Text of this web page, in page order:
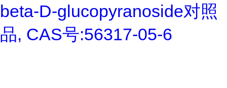
beta-D-glucopyranoside对照
品, CAS号:56317-05-6